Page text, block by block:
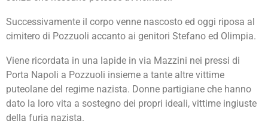
Successivamente il corpo venne nascosto ed oggi riposa al
cimitero di Pozzuoli accanto ai genitori Stefano ed Olimpia.
Viene ricordata in una lapide in via Mazzini nei pressi di
Porta Napoli a Pozzuoli insieme a tante altre vittime
puteolane del regime nazista. Donne partigiane che hanno
dato la loro vita a sostegno dei propri ideali, vittime ingiuste
della furia nazista.